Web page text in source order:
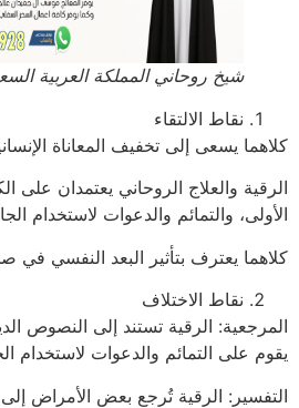
شيخ روحاني المملكة العربية
نقاط الالتقاء
كلاهما يسعى إلى تخفيف المعاناة
الرقية والعلاج الروحاني يعتمدان على
الأولى، والتمائم والدعوات لاستخدام
كلاهما يعترف بتأثير البعد النفسي في
نقاط الاختلاف
المرجعية: الرقية تستند إلى النصوص
يقوم على التمائم والدعوات لاستخدام
التفسير: الرقية تُرجع بعض الأمراض